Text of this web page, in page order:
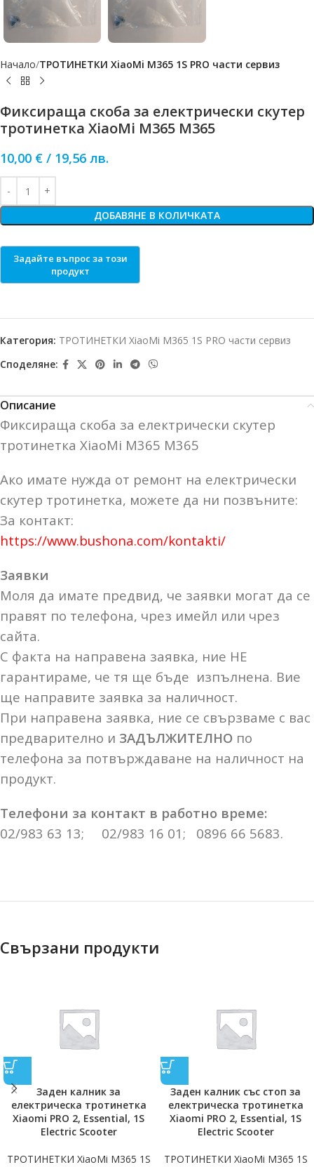
Начало ТРОТИНЕТКИ XiaoMi M365 1S PRO части сервиз
Фиксираща скоба за електрически скутер
тротинетка XiaoMi M365 М365
10,00 € / 19,56 лв.
ДОБАВЯНЕ В КОЛИЧКАТА
Категория: ТРОТИНЕТКИ XiaoMi M365 1S PRO части сервиз
Споделяне:
Описание
Фиксираща скоба за електрически скутер
тротинетка XiaoMi M365 М365
Ако имате нужда от ремонт на електрически
скутер тротинетка, можете да ни позвъните:
За контакт:
https://www.bushona.com/kontakti/
Заявки
Моля да имате предвид, че заявки могат да се
правят по телефона, чрез имейл или чрез
сайта.
С факта на направена заявка, ние НЕ
гарантираме, че тя ще бъде изпълнена. Вие
ще направите заявка за наличност.
При направена заявка, ние се свързваме с вас
предварително и ЗАДЪЛЖИТЕЛНО по
телефона за потвърждаване на наличност на
продукт.
Телефони за контакт в работно време:
02/983 63 13; 02/983 16 01; 0896 66 5683.
Свързани продукти
Заден калник за
електрическа тротинетка
Xiaomi PRO 2, Essential, 1S
Electric Scooter
ТРОТИНЕТКИ XiaoMi M365 1S
Заден калник със стоп за
електрическа тротинетка
Xiaomi PRO 2, Essential, 1S
Electric Scooter
ТРОТИНЕТКИ XiaoMi M365 1S